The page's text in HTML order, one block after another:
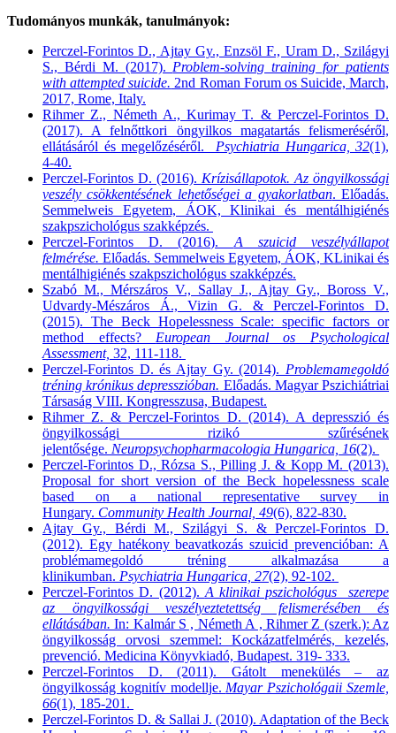
Tudományos munkák, tanulmányok:
Perczel-Forintos D., Ajtay Gy., Enzsöl F., Uram D., Szilágyi
S., Bérdi M. (2017). Problem-solving training for patients
with attempted suicide. 2nd Roman Forum os Suicide, March,
2017, Rome, Italy.
Rihmer Z., Németh A., Kurimay T. & Perczel-Forintos D.
(2017). A felnőttkori öngyilkos magatartás felismeréséről,
ellátásáról és megelőzéséről. Psychiatria Hungarica, 32(1),
4-40.
Perczel-Forintos D. (2016). Krízisállapotok. Az öngyilkossági
veszély csökkentésének lehetőségei a gyakorlatban. Előadás.
Semmelweis Egyetem, ÁOK, Klinikai és mentálhigiénés
szakpszichológus szakképzés.
Perczel-Forintos D. (2016). A szuicid veszélyállapot
felmérése. Előadás. Semmelweis Egyetem, ÁOK, KLinikai és
mentálhigiénés szakpszichológus szakképzés.
Szabó M., Mérszáros V., Sallay J., Ajtay Gy., Boross V.,
Udvardy-Mészáros Á., Vizin G. & Perczel-Forintos D.
(2015). The Beck Hopelessness Scale: specific factors or
method effects? European Journal os Psychological
Assessment, 32, 111-118.
Perczel-Forintos D. és Ajtay Gy. (2014). Problemamegoldó
tréning krónikus depresszióban. Előadás. Magyar Pszichiátriai
Társaság VIII. Kongresszusa, Budapest.
Rihmer Z. & Perczel-Forintos D. (2014). A depresszió és
öngyilkossági rizikó szűrésének
jelentősége. Neuropsychopharmacologia Hungarica, 16(2).
Perczel-Forintos D., Rózsa S., Pilling J. & Kopp M. (2013).
Proposal for short version of the Beck hopelessness scale
based on a national representative survey in
Hungary. Community Health Journal, 49(6), 822-830.
Ajtay Gy., Bérdi M., Szilágyi S. & Perczel-Forintos D.
(2012). Egy hatékony beavatkozás szuicid prevencióban: A
problémamegoldó tréning alkalmazása a
klinikumban. Psychiatria Hungarica, 27(2), 92-102.
Perczel-Forintos D. (2012). A klinikai pszichológus szerepe
az öngyilkossági veszélyeztetettség felismerésében és
ellátásában. In: Kalmár S , Németh A , Rihmer Z (szerk.): Az
öngyilkosság orvosi szemmel: Kockázatfelmérés, kezelés,
prevenció. Medicina Könyvkiadó, Budapest. 319- 333.
Perczel-Forintos D. (2011). Gátolt menekülés – az
öngyilkosság kognitív modellje. Mayar Pszichológaii Szemle,
66(1), 185-201.
Perczel-Forintos D. & Sallai J. (2010). Adaptation of the Beck